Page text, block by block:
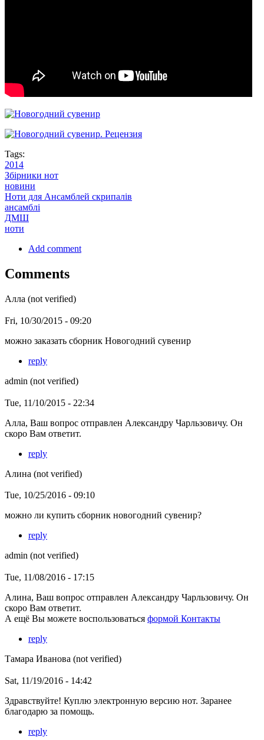
Tags:
2014
Збірники нот
новини
Ноти для Ансамблей скрипалів
ансамблі
ДМШ
ноти
Add comment
Comments
Алла (not verified)
Fri, 10/30/2015 - 09:20
можно заказать сборник Новогодний сувенир
reply
admin (not verified)
Tue, 11/10/2015 - 22:34
Алла, Ваш вопрос отправлен Александру Чарльзовичу. Он
скоро Вам ответит.
reply
Алина (not verified)
Tue, 10/25/2016 - 09:10
можно ли купить сборник новогодний сувенир?
reply
admin (not verified)
Tue, 11/08/2016 - 17:15
Алина, Ваш вопрос отправлен Александру Чарльзовичу. Он
скоро Вам ответит.
А ещё Вы можете воспользоваться формой Контакты
reply
Тамара Иванова (not verified)
Sat, 11/19/2016 - 14:42
Здравствуйте! Куплю электронную версию нот. Заранее
благодарю за помощь.
reply